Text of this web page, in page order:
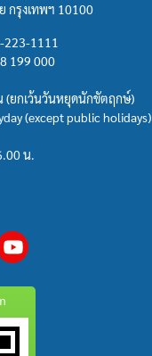
กรุงเทพฯ 10100
223-1111
199 000
(ยกเว้นวันหยุดนักขัตฤกษ์)
(except public holidays)
น.